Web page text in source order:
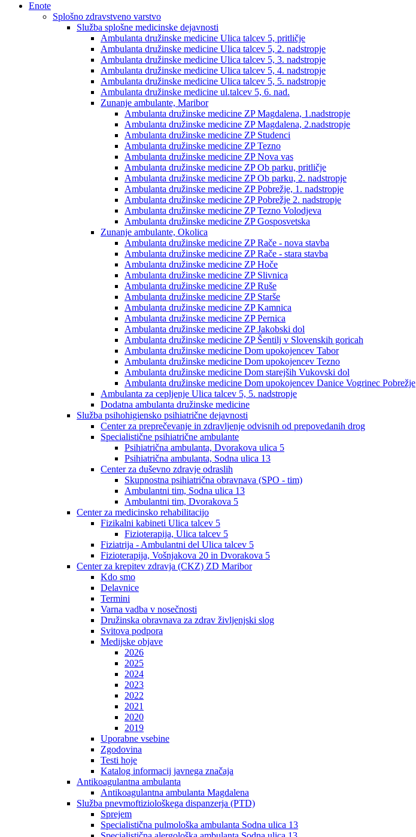
Enote
Splošno zdravstveno varstvo
Služba splošne medicinske dejavnosti
Ambulanta družinske medicine Ulica talcev 5, pritličje
Ambulanta družinske medicine Ulica talcev 5, 2. nadstropje
Ambulanta družinske medicine Ulica talcev 5, 3. nadstropje
Ambulanta družinske medicine Ulica talcev 5, 4. nadstropje
Ambulanta družinske medicine Ulica talcev 5, 5. nadstropje
Ambulanta družinske medicine ul.talcev 5, 6. nad.
Zunanje ambulante, Maribor
Ambulanta družinske medicine ZP Magdalena, 1.nadstropje
Ambulanta družinske medicine ZP Magdalena, 2.nadstropje
Ambulanta družinske medicine ZP Studenci
Ambulanta družinske medicine ZP Tezno
Ambulanta družinske medicine ZP Nova vas
Ambulanta družinske medicine ZP Ob parku, pritličje
Ambulanta družinske medicine ZP Ob parku, 2. nadstropje
Ambulanta družinske medicine ZP Pobrežje, 1. nadstropje
Ambulanta družinske medicine ZP Pobrežje 2. nadstropje
Ambulanta družinske medicine ZP Tezno Volodjeva
Ambulanta družinske medicine ZP Gosposvetska
Zunanje ambulante, Okolica
Ambulanta družinske medicine ZP Rače - nova stavba
Ambulanta družinske medicine ZP Rače - stara stavba
Ambulanta družinske medicine ZP Hoče
Ambulanta družinske medicine ZP Slivnica
Ambulanta družinske medicine ZP Ruše
Ambulanta družinske medicine ZP Starše
Ambulanta družinske medicine ZP Kamnica
Ambulanta družinske medicine ZP Pernica
Ambulanta družinske medicine ZP Jakobski dol
Ambulanta družinske medicine ZP Šentilj v Slovenskih goricah
Ambulanta družinske medicine Dom upokojencev Tabor
Ambulanta družinske medicine Dom upokojencev Tezno
Ambulanta družinske medicine Dom starejših Vukovski dol
Ambulanta družinske medicine Dom upokojencev Danice Vogrinec Pobrežje
Ambulanta za cepljenje Ulica talcev 5, 5. nadstropje
Dodatna ambulanta družinske medicine
Služba psihohigiensko psihiatrične dejavnosti
Center za preprečevanje in zdravljenje odvisnih od prepovedanih drog
Specialistične psihiatrične ambulante
Psihiatrična ambulanta, Dvorakova ulica 5
Psihiatrična ambulanta, Sodna ulica 13
Center za duševno zdravje odraslih
Skupnostna psihiatrična obravnava (SPO - tim)
Ambulantni tim, Sodna ulica 13
Ambulantni tim, Dvorakova 5
Center za medicinsko rehabilitacijo
Fizikalni kabineti Ulica talcev 5
Fizioterapija, Ulica talcev 5
Fiziatrija - Ambulantni del Ulica talcev 5
Fizioterapija, Vošnjakova 20 in Dvorakova 5
Center za krepitev zdravja (CKZ) ZD Maribor
Kdo smo
Delavnice
Termini
Varna vadba v nosečnosti
Družinska obravnava za zdrav življenjski slog
Svitova podpora
Medijske objave
2026
2025
2024
2023
2022
2021
2020
2019
Uporabne vsebine
Zgodovina
Testi hoje
Katalog informacij javnega značaja
Antikoagulantna ambulanta
Antikoagulantna ambulanta Magdalena
Služba pnevmoftiziološkega dispanzerja (PTD)
Sprejem
Specialistična pulmološka ambulanta Sodna ulica 13